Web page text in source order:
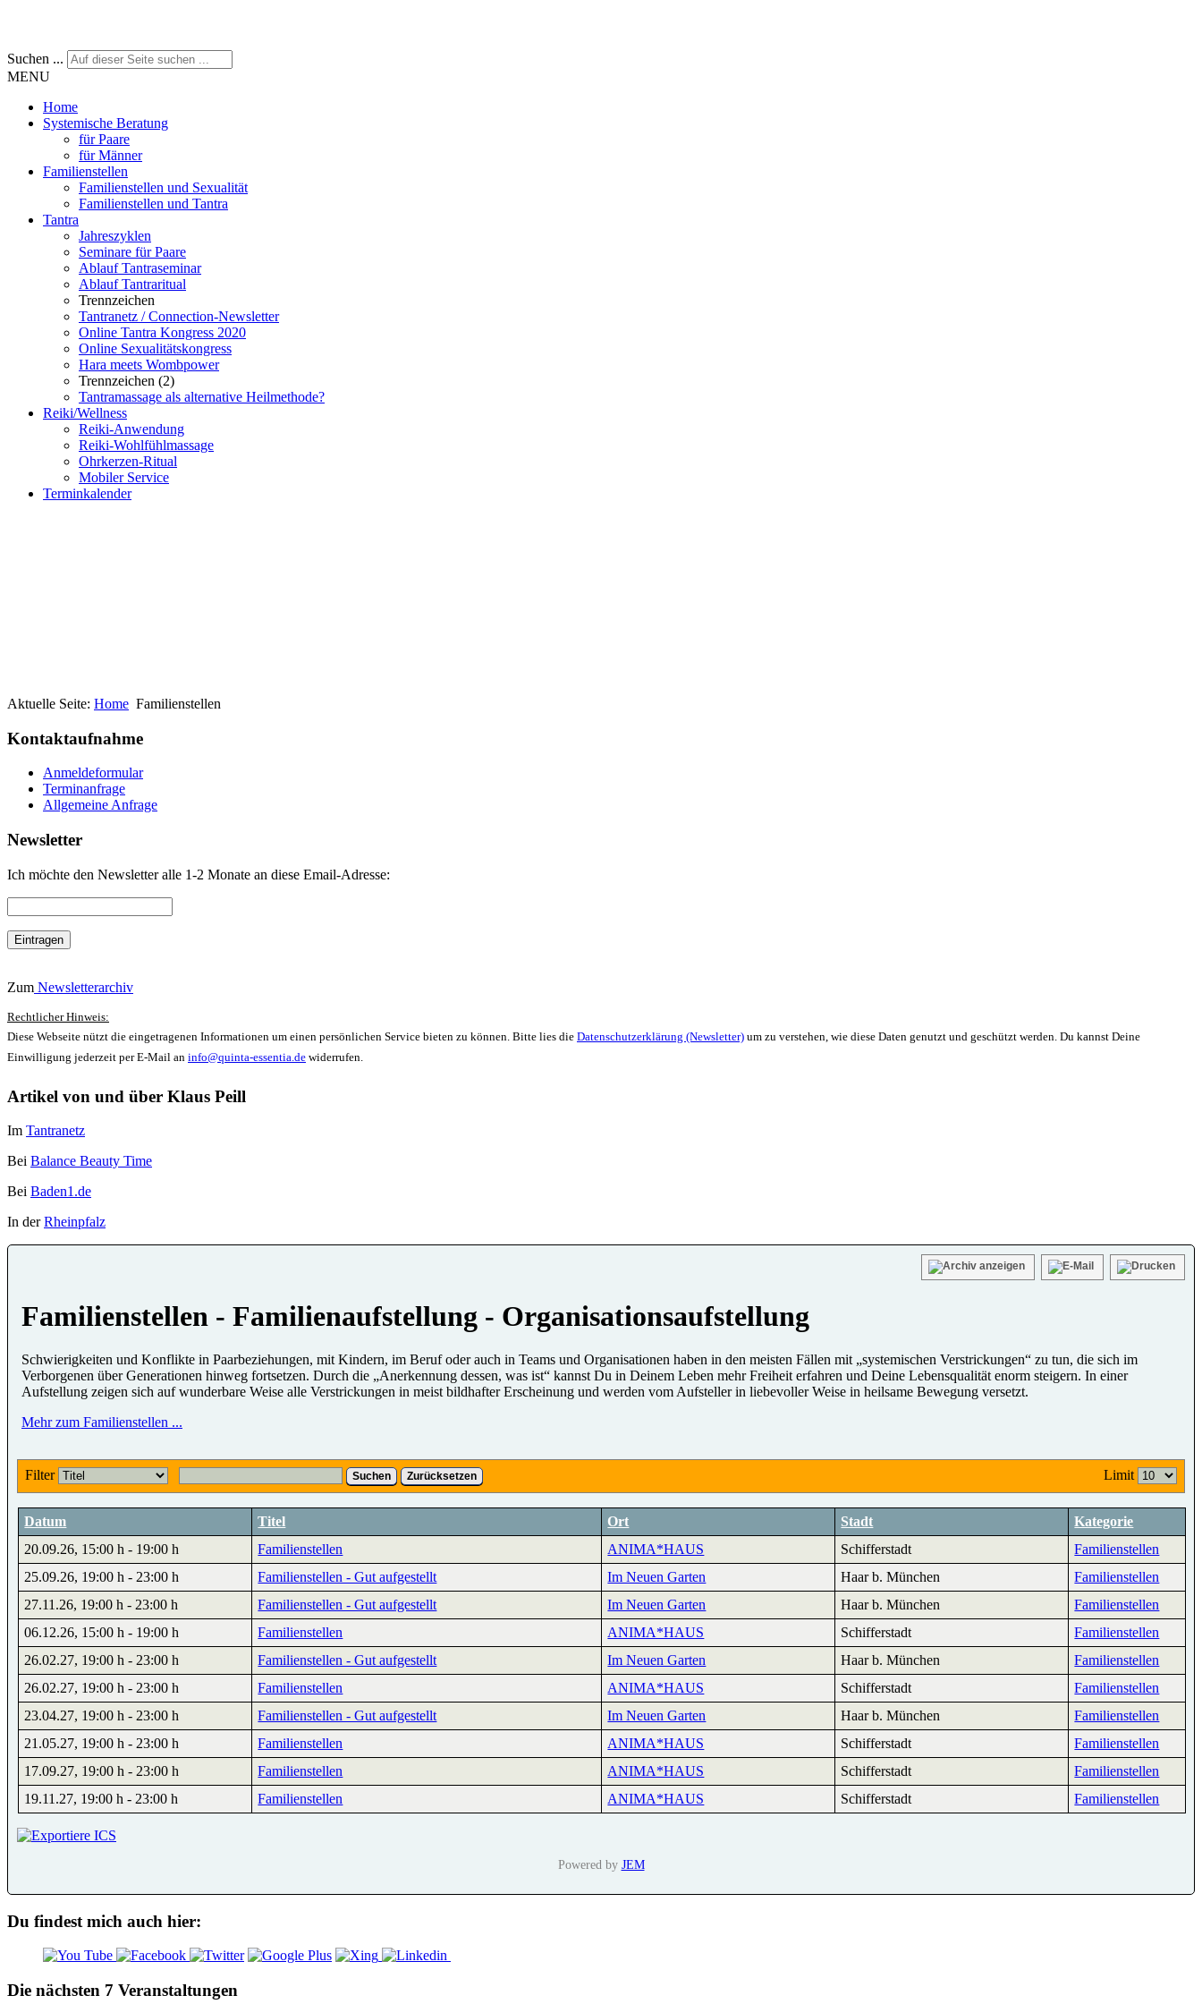
Suchen ...
MENU
Home
Systemische Beratung
für Paare
für Männer
Familienstellen
Familienstellen und Sexualität
Familienstellen und Tantra
Tantra
Jahreszyklen
Seminare für Paare
Ablauf Tantraseminar
Ablauf Tantraritual
Trennzeichen
Tantranetz / Connection-Newsletter
Online Tantra Kongress 2020
Online Sexualitätskongress
Hara meets Wombpower
Trennzeichen (2)
Tantramassage als alternative Heilmethode?
Reiki/Wellness
Reiki-Anwendung
Reiki-Wohlfühlmassage
Ohrkerzen-Ritual
Mobiler Service
Terminkalender
Aktuelle Seite: Home Familienstellen
Kontaktaufnahme
Anmeldeformular
Terminanfrage
Allgemeine Anfrage
Newsletter
Ich möchte den Newsletter alle 1-2 Monate an diese Email-Adresse:
Zum Newsletterarchiv
Rechtlicher Hinweis:
Diese Webseite nützt die eingetragenen Informationen um einen persönlichen Service bieten zu können. Bitte lies die Datenschutzerklärung (Newsletter) um zu verstehen, wie diese Daten genutzt und geschützt werden. Du kannst Deine
Einwilligung jederzeit per E-Mail an info@quinta-essentia.de widerrufen.
Artikel von und über Klaus Peill
Im Tantranetz
Bei Balance Beauty Time
Bei Baden1.de
In derRheinpfalz
Familienstellen - Familienaufstellung - Organisationsaufstellung
Schwierigkeiten und Konflikte in Paarbeziehungen, mit Kindern, im Beruf oder auch in Teams und Organisationen haben in den meisten Fällen mit „systemischen Verstrickungen“ zu tun, die sich im
Verborgenen über Generationen hinweg fortsetzen. Durch die „Anerkennung dessen, was ist“ kannst Du in Deinem Leben mehr Freiheit erfahren und Deine Lebensqualität enorm steigern. In einer
Aufstellung zeigen sich auf wunderbare Weise alle Verstrickungen in meist bildhafter Erscheinung und werden vom Aufsteller in liebevoller Weise in heilsame Bewegung versetzt.
Mehr zum Familienstellen ...
Filter Suchen Zurücksetzen Limit
Datum Titel Ort Stadt
Kategorie
20.09.26, 15:00 h - 19:00 h Familienstellen ANIMA*HAUS Schifferstadt
Familienstellen
25.09.26, 19:00 h - 23:00 h Familienstellen - Gut aufgestellt Im Neuen Garten Haar b. München
Familienstellen
27.11.26, 19:00 h - 23:00 h Familienstellen - Gut aufgestellt Im Neuen Garten Haar b. München
Familienstellen
06.12.26, 15:00 h - 19:00 h Familienstellen ANIMA*HAUS Schifferstadt
Familienstellen
26.02.27, 19:00 h - 23:00 h Familienstellen - Gut aufgestellt Im Neuen Garten Haar b. München
Familienstellen
26.02.27, 19:00 h - 23:00 h Familienstellen ANIMA*HAUS Schifferstadt
Familienstellen
23.04.27, 19:00 h - 23:00 h Familienstellen - Gut aufgestellt Im Neuen Garten Haar b. München
Familienstellen
21.05.27, 19:00 h - 23:00 h Familienstellen ANIMA*HAUS Schifferstadt
Familienstellen
17.09.27, 19:00 h - 23:00 h Familienstellen ANIMA*HAUS Schifferstadt
Familienstellen
19.11.27, 19:00 h - 23:00 h Familienstellen ANIMA*HAUS Schifferstadt Familienstellen
Powered by JEM
Du findest mich auch hier:
Die nächsten 7 Veranstaltungen